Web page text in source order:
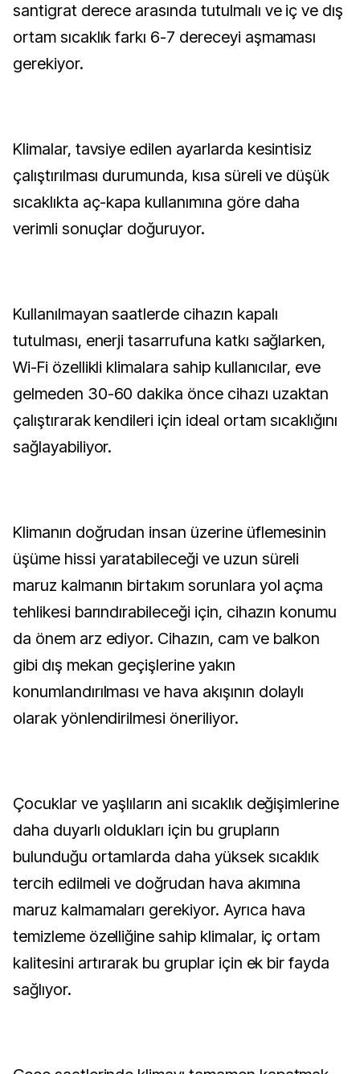
santigrat derece arasında tutulmalı ve iç ve dış
ortam sıcaklık farkı 6-7 dereceyi aşmaması
gerekiyor.
Klimalar, tavsiye edilen ayarlarda kesintisiz
çalıştırılması durumunda, kısa süreli ve düşük
sıcaklıkta aç-kapa kullanımına göre daha
verimli sonuçlar doğuruyor.
Kullanılmayan saatlerde cihazın kapalı
tutulması, enerji tasarrufuna katkı sağlarken,
Wi-Fi özellikli klimalara sahip kullanıcılar, eve
gelmeden 30-60 dakika önce cihazı uzaktan
çalıştırarak kendileri için ideal ortam sıcaklığını
sağlayabiliyor.
Klimanın doğrudan insan üzerine üflemesinin
üşüme hissi yaratabileceği ve uzun süreli
maruz kalmanın birtakım sorunlara yol açma
tehlikesi barındırabileceği için, cihazın konumu
da önem arz ediyor. Cihazın, cam ve balkon
gibi dış mekan geçişlerine yakın
konumlandırılması ve hava akışının dolaylı
olarak yönlendirilmesi öneriliyor.
Çocuklar ve yaşlıların ani sıcaklık değişimlerine
daha duyarlı oldukları için bu grupların
bulunduğu ortamlarda daha yüksek sıcaklık
tercih edilmeli ve doğrudan hava akımına
maruz kalmamaları gerekiyor. Ayrıca hava
temizleme özelliğine sahip klimalar, iç ortam
kalitesini artırarak bu gruplar için ek bir fayda
sağlıyor.